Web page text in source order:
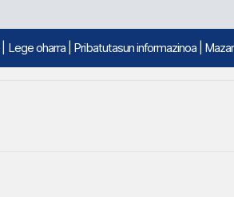
Lege oharra Pribatutasun informazinoa |